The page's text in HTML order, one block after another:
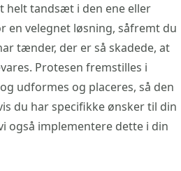
helt tandsæt i den ene eller
en velegnet løsning, såfremt du
tænder, der er så skadede, at
Protesen fremstilles i
udformes og placeres, så den
du har specifikke ønsker til din
også implementere dette i din